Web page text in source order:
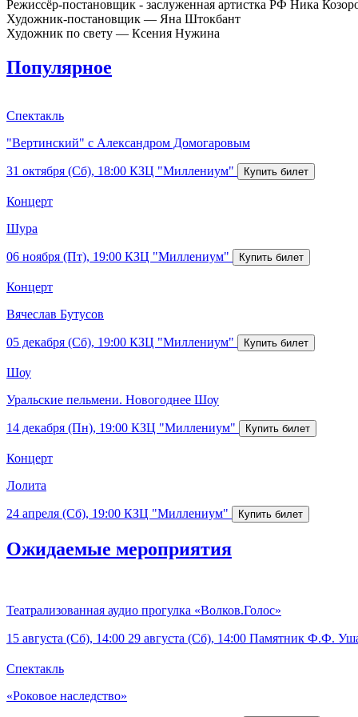
Режиссёр-постановщик - заслуженная артистка РФ Ника
Художник-постановщик — Яна Штокбант
Художник по свету — Ксения Нужина
Популярное
Спектакль
"Вертинский" с Александром Домогаровым
31 октября (Сб), 18:00 КЗЦ "Миллениум"
Концерт
Шура
06 ноября (Пт), 19:00 КЗЦ "Миллениум"
Концерт
Вячеслав Бутусов
05 декабря (Сб), 19:00 КЗЦ "Миллениум"
Шоу
Уральские пельмени. Новогоднее Шоу
14 декабря (Пн), 19:00 КЗЦ "Миллениум"
Концерт
Лолита
24 апреля (Сб), 19:00 КЗЦ "Миллениум"
Ожидаемые мероприятия
Театрализованная аудио прогулка «Волков.Голос»
15 августа (Сб), 14:00 29 августа (Сб), 14:00 Памятник Ф.Ф.
Спектакль
«Роковое наследство»